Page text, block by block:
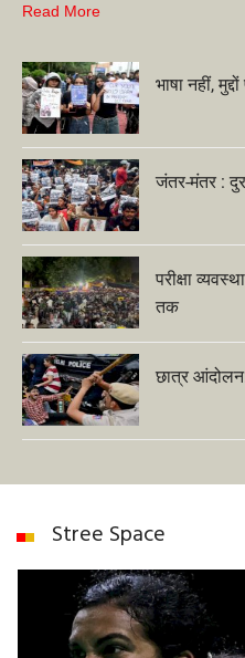
Read More
भाषा नहीं,
जंतर-मंतर :
परीक्षा
तक
छात्र
Stree Space